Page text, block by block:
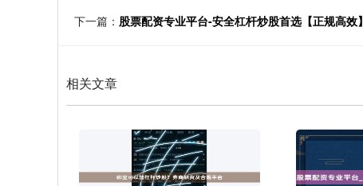
下一篇： 股票配资专业平台-安全杠杆炒股首选【正规高效】
相关文章